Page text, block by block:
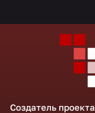
Создатель проекта